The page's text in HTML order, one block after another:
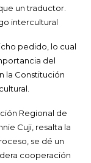
un traductor.
intercultural
pedido, lo cual
del
la Constitución
Regional de
Cuji, resalta la
se dé un
cooperación